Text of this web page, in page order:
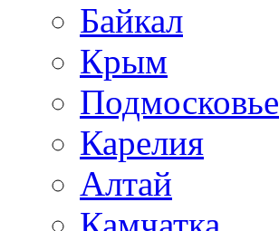
Байкал
Крым
Подмосковье
Карелия
Алтай